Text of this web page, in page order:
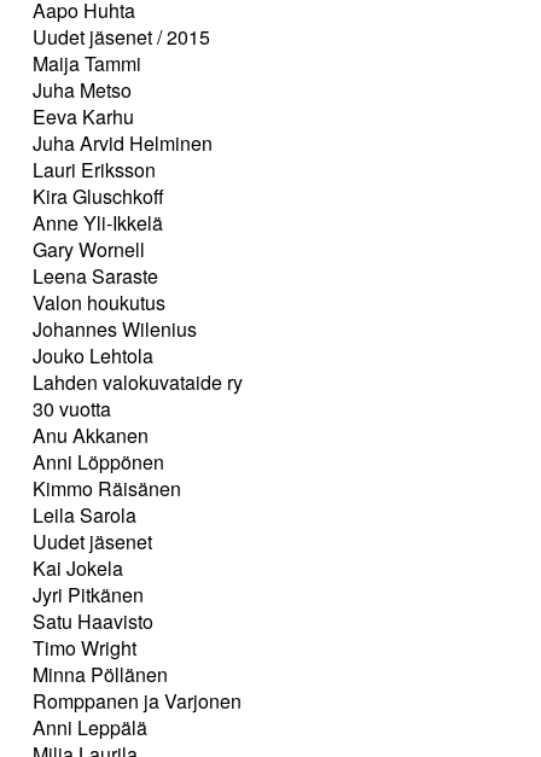
Aapo Huhta
Uudet jäsenet / 2015
Maija Tammi
Juha Metso
Eeva Karhu
Juha Arvid Helminen
Lauri Eriksson
Kira Gluschkoff
Anne Yli-Ikkelä
Gary Wornell
Leena Saraste
Valon houkutus
Johannes Wilenius
Jouko Lehtola
Lahden valokuvataide ry
30 vuotta
Anu Akkanen
Anni Löppönen
Kimmo Räisänen
Leila Sarola
Uudet jäsenet
Kai Jokela
Jyri Pitkänen
Satu Haavisto
Timo Wright
Minna Pöllänen
Romppanen ja Varjonen
Anni Leppälä